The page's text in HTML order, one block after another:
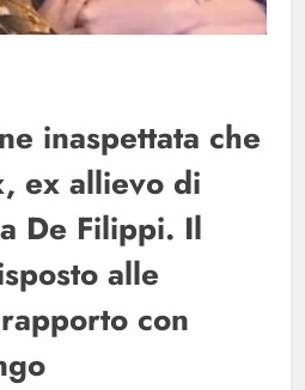
inaspettata che
ex allievo di
De Filippi. Il
alle
con